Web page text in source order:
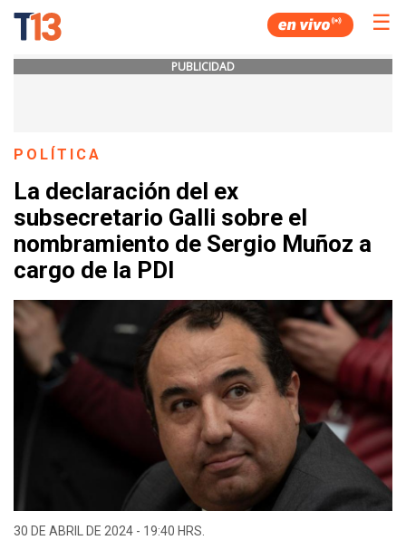
☰
PUBLICIDAD
POLÍTICA
La declaración del ex
subsecretario Galli sobre el
nombramiento de Sergio Muñoz a
cargo de la PDI
30 DE ABRIL DE 2024 - 19:40 HRS.